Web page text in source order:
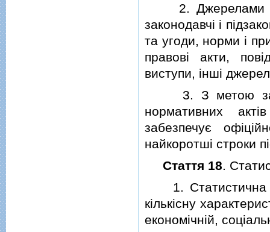
2. Джерелами
законодавчi i
та угоди, норми i
правовi акти,
виступи, iншi
3. З метою
нормативних
забезпечує
найкоротшi строки
Стаття 18.
1. Статистична
кiлькiсну
економiчнiй,